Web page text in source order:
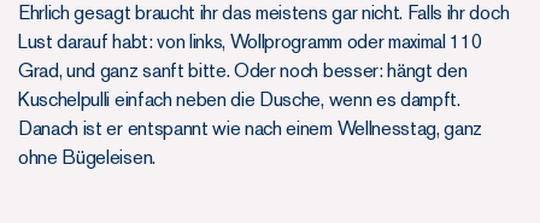
Ehrlich gesagt braucht ihr das meistens gar nicht. Falls ihr doch
Lust darauf habt: von links, Wollprogramm oder maximal 110
Grad, und ganz sanft bitte. Oder noch besser: hängt den
Kuschelpulli einfach neben die Dusche, wenn es dampft.
Danach ist er entspannt wie nach einem Wellnesstag, ganz
ohne Bügeleisen.